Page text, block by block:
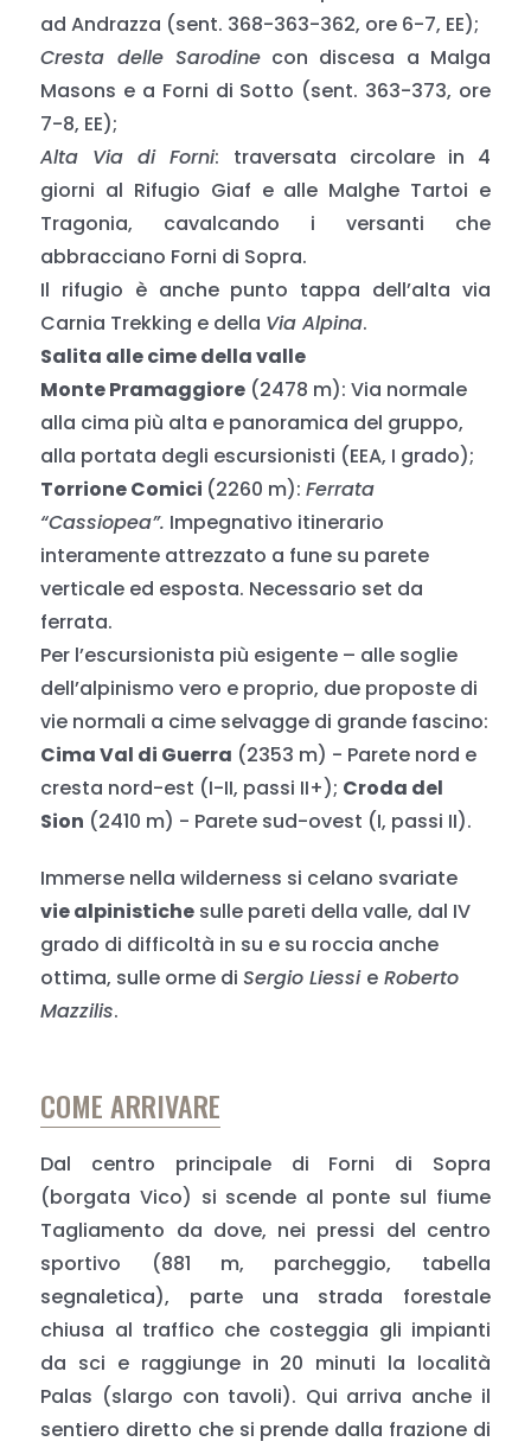
ad Andrazza (sent. 368-363-362, ore 6-7, EE);
Cresta delle Sarodinecon discesa a Malga
Masons e a Forni di Sotto (sent. 363-373, ore
7-8, EE);
Alta Via di Forni: traversata circolare in 4
giorni al Rifugio Giaf e alle Malghe Tartoi e
Tragonia, cavalcando i versanti che
abbracciano Forni di Sopra.
Il rifugio è anche punto tappa dell’alta via
Carnia Trekking e della Via Alpina.
Salita alle cime della valle
Monte Pramaggiore (2478 m): Via normale
alla cima più alta e panoramica del gruppo,
alla portata degli escursionisti (EEA, I grado);
Torrione Comici (2260 m):Ferrata
“Cassiopea”. Impegnativo itinerario
interamente attrezzato a fune su parete
verticale ed esposta. Necessario set da
ferrata.
Per l’escursionista più esigente – alle soglie
dell’alpinismo vero e proprio, due proposte di
vie normali a cime selvagge di grande fascino:
Cima Val di Guerra (2353 m) - Parete nord e
cresta nord-est (I-II, passi II+); Croda del
Sion (2410 m) - Parete sud-ovest (I, passi II).
Immerse nella wilderness si celano svariate
vie alpinistiche sulle pareti della valle, dal IV
grado di difficoltà in su e su roccia anche
ottima, sulle orme diSergio Liessi e Roberto
Mazzilis.
COME ARRIVARE
Dal centro principale di Forni di Sopra
(borgata Vico) si scende al ponte sul fiume
Tagliamento da dove, nei pressi del centro
sportivo (881 m, parcheggio, tabella
segnaletica), parte una strada forestale
chiusa al traffico che costeggia gli impianti
da sci e raggiunge in 20 minuti la località
Palas (slargo con tavoli). Qui arriva anche il
sentiero diretto che si prende dalla frazione di